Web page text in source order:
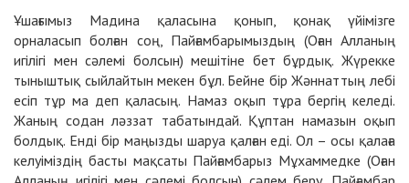
Ұшағымыз Мадина қаласына қонып, қонақ үйімізге
орналасып болған соң, Пайғамбарымыздың (Оған Алланың
игілігі мен сәлемі болсын) мешітіне бет бұрдық. Жүрекке
тыныштық сыйлайтын мекен бұл. Бейне бір Жәннаттың лебі
есіп тұр ма деп қаласың. Намаз оқып тұра бергің келеді.
Жаның содан ләззат табатындай. Құптан намазын оқып
болдық. Енді бір маңызды шаруа қалған еді. Ол – осы қалаға
келуіміздің басты мақсаты Пайғамбарыз Мұхаммедке (Оған